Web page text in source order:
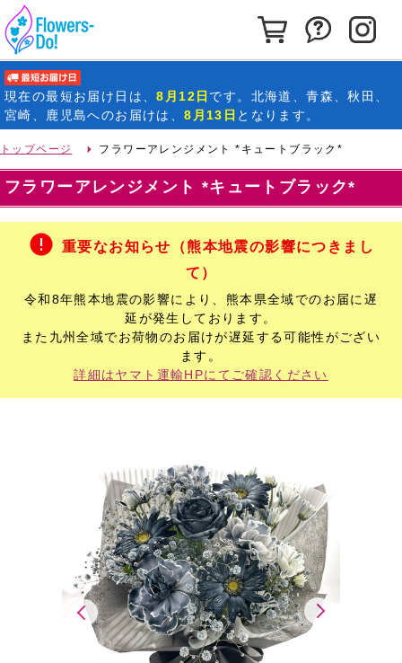
カートを見る
お問い合
現在の最短お届け日 は、8月12日 です。北海道、青森、秋田、
宮崎、鹿児島へのお届けは、8月13日 となります。
トップページ フラワーアレンジメント *キュートブラック*
フラワーアレンジメント *キュートブラック*
重要なお知らせ（熊本地震の影響につきまし
て）
令和8年熊本地震の影響により、熊本県全域でのお届に遅
延が発生しております。
また九州全域でお荷物のお届けが遅延する可能性がござい
ます。
詳細はヤマト運輸HPにてご確認ください